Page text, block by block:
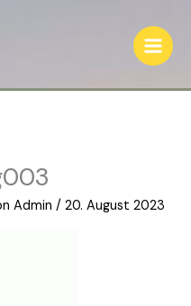
Admin/20. August 2023